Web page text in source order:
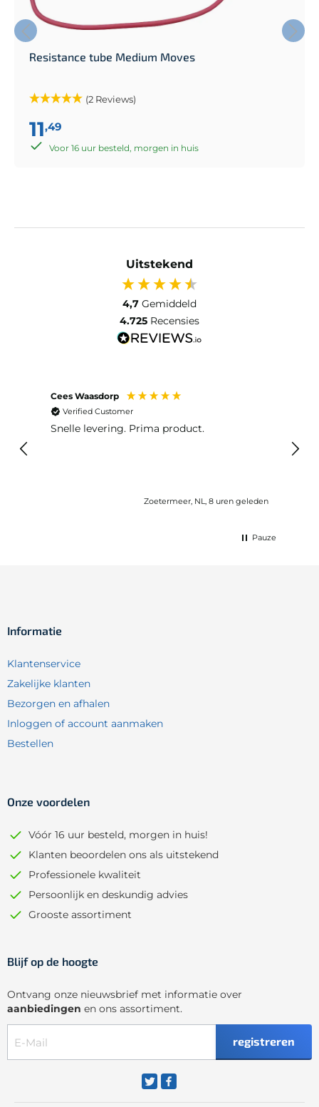
Resistance tube Medium Moves
(2 Reviews)
11,49
Voor 16 uur besteld, morgen in huis
Uitstekend
4,7 Gemiddeld
4.725 Recensies
Cees Waasdorp
Verified Customer
Snelle levering. Prima product.
Zoetermeer, NL, 8 uren geleden
lang
Pauze
Informatie
Klantenservice
Zakelijke klanten
Bezorgen en afhalen
Inloggen of account aanmaken
Bestellen
Onze voordelen
Vóór 16 uur besteld, morgen in huis!
Klanten beoordelen ons als uitstekend
Professionele kwaliteit
Persoonlijk en deskundig advies
Grooste assortiment
Blijf op de hoogte
Ontvang onze nieuwsbrief met informatie over
aanbiedingen en ons assortiment.
registreren